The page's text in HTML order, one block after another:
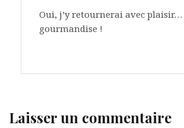
Oui, j’y retournerai avec plaisir…
gourmandise !
Laisser un commentaire